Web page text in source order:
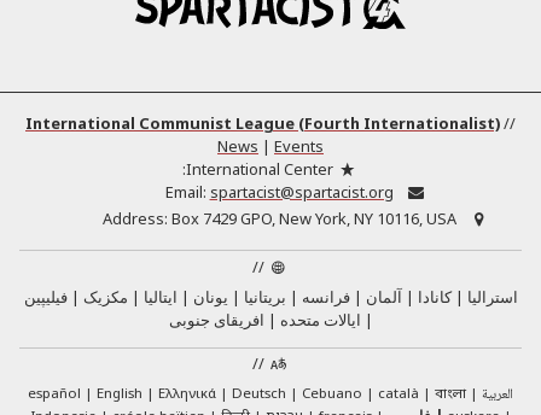
International Communist League (Fourth Internationalist)//
News | Events
Email: spartacist@spartacist.org
Address: Box 7429 GPO, New York, NY 10116, USA
//
استرالیا
کانادا آلمان فرانسه بریتانیا یونان ایتالیا مکزیک
فیلیپین
ایالات متحده
افریقای جنوبی
//
العربية বাংলা
català
Cebuano
Deutsch
Ελληνικά
English
español